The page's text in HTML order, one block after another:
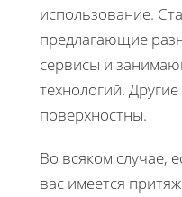
использование.
предлагающие
сервисы и
технологий.
поверхностны.
Во всяком случае,
вас имеется